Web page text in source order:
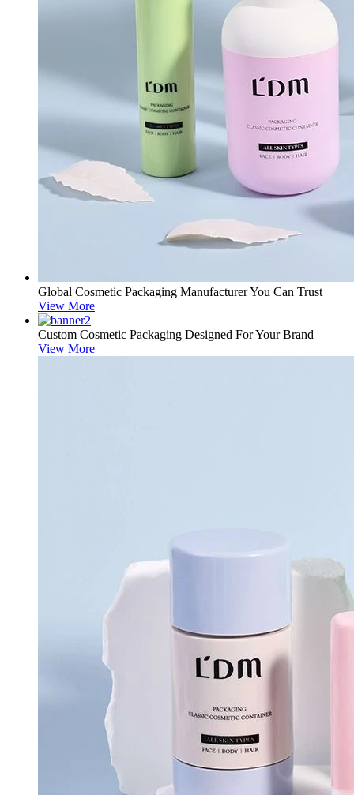
Global Cosmetic Packaging Manufacturer You Can Trust
View More
Custom Cosmetic Packaging Designed For Your Brand
View More